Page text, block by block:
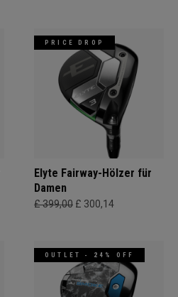
PRICE DROP
Elyte Fairway-Hölzer für
Damen
£ 399,00 £ 300,14
OUTLET - 24% OFF